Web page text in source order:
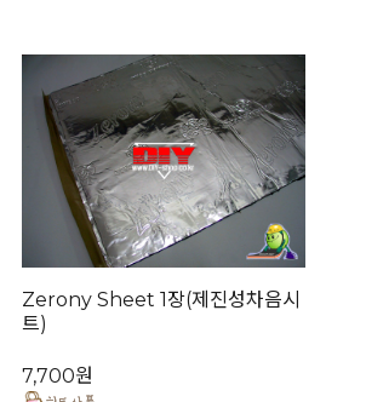
Zerony Sheet 1장(제진성차음시
트)
7,700원